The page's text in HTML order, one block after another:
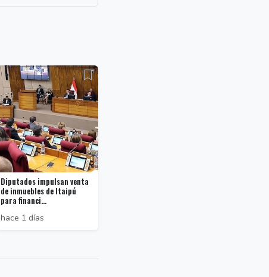
Diputados impulsan venta
de inmuebles de Itaipú
para financi...
hace 1 días